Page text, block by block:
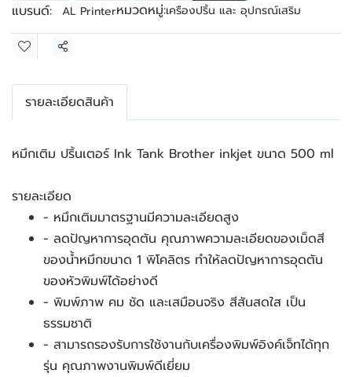
แบรนด์: AL Printerหมวดหมู่:เครืองปริ้น และ อุปกรณ์เสริม
แชร์
รายละเอียดสินค้า
หมึกเติม ปริ้นเตอร์ Ink Tank Brother inkjet ขนาด 500 ml
รายละเอียด
- หมึกเติมมาตรฐานมีความละเอียดสูง
- ลดปัญหาการอุดตัน คุณภาพความละเอียดของเม็ดสี
ของน้ำหมึกขนาด 1 พิโคลิตร ทำให้ลดปัญหาการอุดตัน
ของหัวพิมพ์ได้อย่างดี
- พิมพ์ภาพ คม ชัด และเสมือนจริง สีสันสดใส เป็น
ธรรมชาติ
- สามารถรองรับการใช้งานกับเครื่องพิมพ์อิงค์เจ็ทได้ทุก
รุ่น คุณภาพงานพิมพ์ดีเยี่ยม